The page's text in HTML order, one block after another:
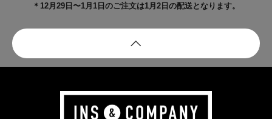
＊12月29日〜1月1日のご注文は1月2日の配送となります。